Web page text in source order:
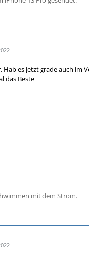
Hab es jetzt grade auch im
das Beste
mit dem Strom.